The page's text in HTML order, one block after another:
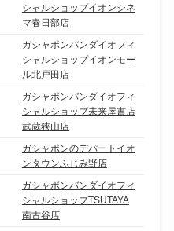
シャルショップイオンシネ
マ春日部店
ガシャポンバンダイオフィ
シャルショップイオンモー
ル北戸田店
ガシャポンバンダイオフィ
シャルショップ未来屋書店
武蔵狭山店
ガシャポンのデパートイオ
ンタウンふじみ野店
ガシャポンバンダイオフィ
シャルショップTSUTAYA
南古谷店